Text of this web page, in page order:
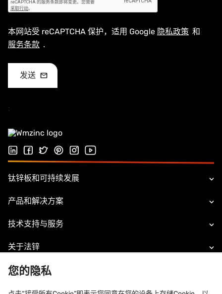
本网站受 reCAPTCHA 保护，适用 Google 隐私政策 和
服务条款 .
;
Follow us on LinkedIn
Follow us on Facebook
Follow us on Twitter
Follow us on Pinterest
Follow us on Instagram
Visit our Youtube channel
钛锌板和可持续发展
产品和解决方案
技术支持与服务
关于法锌
法律信息
您的隐私